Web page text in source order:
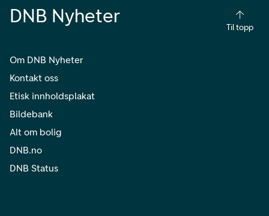
DNB Nyheter
Til topp
Om DNB Nyheter
Kontakt oss
Etisk innholdsplakat
Bildebank
Alt om bolig
DNB.no
DNB Status